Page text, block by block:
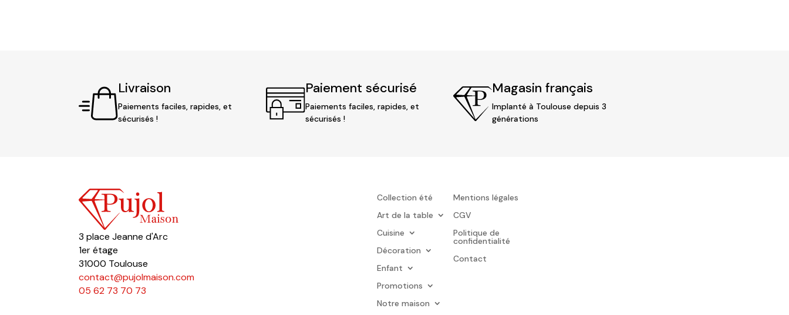
Livraison
Paiements faciles, rapides, et
sécurisés !
Paiement sécurisé
Paiements faciles, rapides, et
sécurisés !
Magasin français
Implanté à Toulouse depuis 3
générations
3 place Jeanne d'Arc
1er étage
31000 Toulouse
contact@pujolmaison.com
05 62 73 70 73
Collection été
Art de la table
Cuisine
Décoration
Enfant
Promotions
Notre maison
Mentions légales
CGV
Politique de
confidentialité
Contact